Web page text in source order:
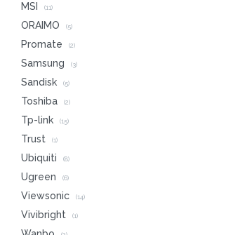
MSI (11)
ORAIMO (5)
Promate (2)
Samsung (3)
Sandisk (5)
Toshiba (2)
Tp-link (15)
Trust (1)
Ubiquiti (8)
Ugreen (6)
Viewsonic (14)
Vivibright (1)